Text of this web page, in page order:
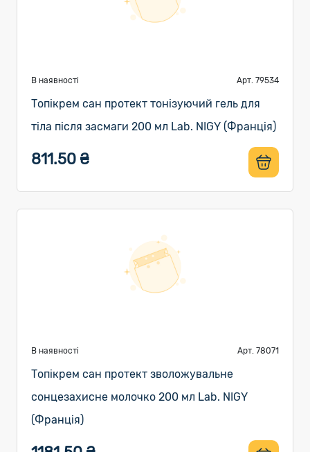
В наявності Арт. 79534
Топікрем сан протект тонізуючий гель для
тіла після засмаги 200 мл Lab. NIGY (Франція)
811.50 ₴
В наявності Арт. 78071
Топікрем сан протект зволожувальне
сонцезахисне молочко 200 мл Lab. NIGY
(Франція)